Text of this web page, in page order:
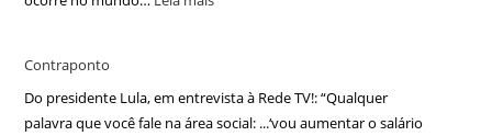
Contraponto
Do presidente Lula, em entrevista à Rede TV!: “Qualquer
palavra que você fale na área social: ...‘vou aumentar o salário